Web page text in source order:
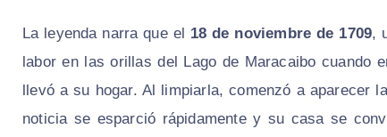
La leyenda narra que el 18 de noviembre de 1709,
labor en las orillas del Lago de Maracaibo cuando
llevó a su hogar. Al limpiarla, comenzó a aparecer
noticia se esparció rápidamente y su casa se